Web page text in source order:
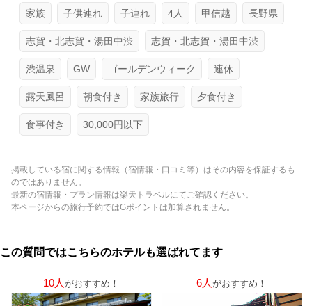
家族 子供連れ 子連れ 4人 甲信越 長野県
志賀・北志賀・湯田中渋 志賀・北志賀・湯田中渋
渋温泉 GW ゴールデンウィーク 連休
露天風呂 朝食付き 家族旅行 夕食付き
食事付き 30,000円以下
掲載している宿に関する情報（宿情報・口コミ等）はその内容を保証するも
のではありません。
最新の宿情報・プラン情報は楽天トラベルにてご確認ください。
本ページからの旅行予約ではGポイントは加算されません。
この質問ではこちらのホテルも選ばれてます
10人 がおすすめ！ 6人 がおすすめ！